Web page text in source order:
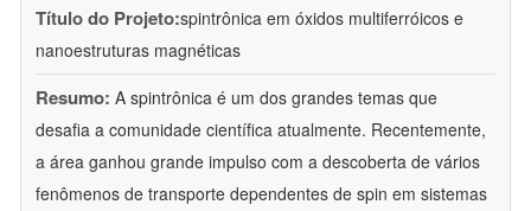
Título do Projeto:spintrônica em óxidos multiferróicos e
nanoestruturas magnéticas
Resumo: A spintrônica é um dos grandes temas que
desafia a comunidade científica atualmente. Recentemente,
a área ganhou grande impulso com a descoberta de vários
fenômenos de transporte dependentes de spin em sistemas